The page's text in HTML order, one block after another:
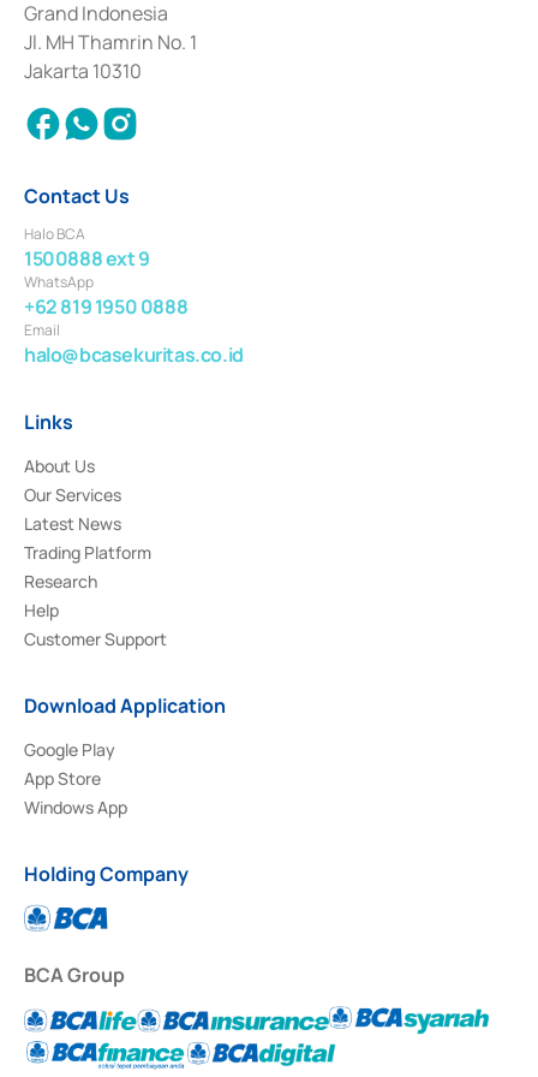
2017 and other business licenses from Bank Indonesia as a Supporting
Institution for the Issuance, Transaction, and Administration and
Settlement of Commercial Paper Transactions whose license was issued in
2018.
Grand Indonesia
Jl. MH Thamrin No. 1
Jakarta 10310
Contact Us
Halo BCA
1500888 ext 9
WhatsApp
+62 819 1950 0888
Email
halo@bcasekuritas.co.id
Links
About Us
Our Services
Latest News
Trading Platform
Research
Help
Customer Support
Download Application
Google Play
App Store
Windows App
Holding Company
BCA Group